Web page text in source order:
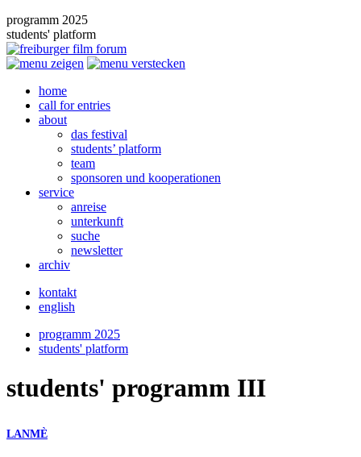
programm 2025
students' platform
home
call for entries
about
das festival
students’ platform
team
sponsoren und kooperationen
service
anreise
unterkunft
suche
newsletter
archiv
kontakt
english
programm 2025
students' platform
students' programm III
LANMÈ